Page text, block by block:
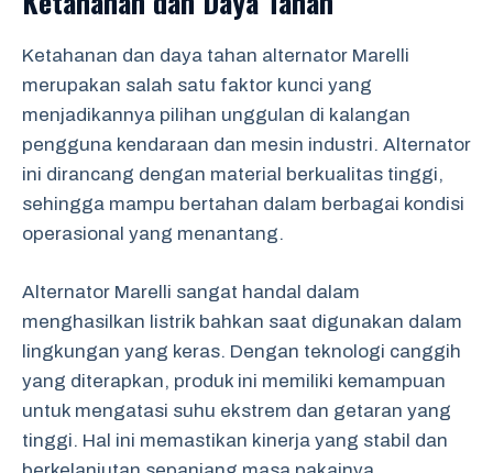
Ketahanan dan daya tahan alternator Marelli
merupakan salah satu faktor kunci yang
menjadikannya pilihan unggulan di kalangan
pengguna kendaraan dan mesin industri. Alternator
ini dirancang dengan material berkualitas tinggi,
sehingga mampu bertahan dalam berbagai kondisi
operasional yang menantang.
Alternator Marelli sangat handal dalam
menghasilkan listrik bahkan saat digunakan dalam
lingkungan yang keras. Dengan teknologi canggih
yang diterapkan, produk ini memiliki kemampuan
untuk mengatasi suhu ekstrem dan getaran yang
tinggi. Hal ini memastikan kinerja yang stabil dan